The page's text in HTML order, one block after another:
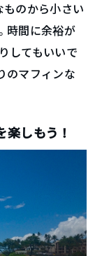
ものから小さい
時間に余裕が
してもいいで
のマフィンな
しもう！